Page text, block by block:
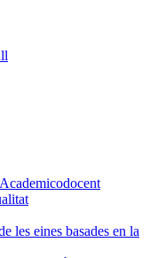
les eines basades en la